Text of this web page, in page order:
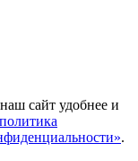
сайт удобнее и
политика
.